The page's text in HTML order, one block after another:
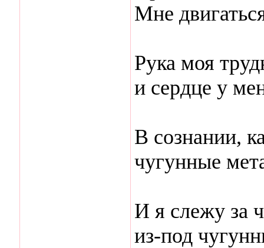
Мне
Рука моя
и сердце у
В сознании,
чугунные
И я слежу за
из-под